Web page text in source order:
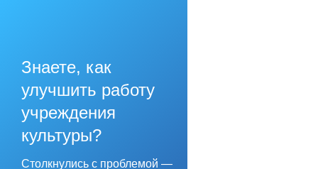
Знаете, как
улучшить работу
учреждения
культуры?
Столкнулись с проблемой —